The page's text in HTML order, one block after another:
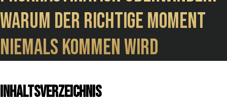
Warum der richtige Moment
niemals kommen wird
Inhaltsverzeichnis